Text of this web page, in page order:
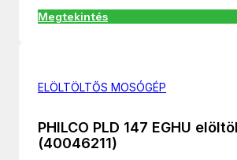
Megtekintés
ELÖLTÖLTŐS MOSÓGÉP
PHILCO PLD 147 EGHU
(40046211)